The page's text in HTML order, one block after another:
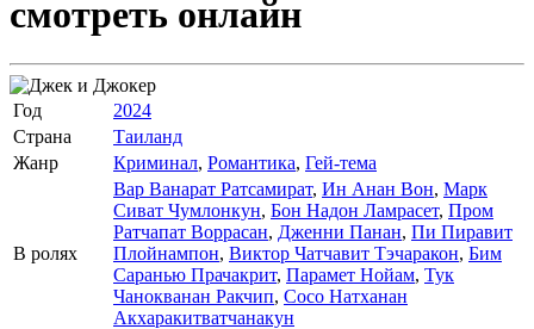
смотреть онлайн
Год
2024
Страна
Таиланд
Жанр
Криминал, Романтика, Гей-тема
В ролях
Вар Ванарат Ратсамират, Ин Анан Вон, Марк
Сиват Чумлонкун, Бон Надон Ламрасет, Пром
Ратчапат Воррасан, Дженни Панан, Пи Пиравит
Плойнампон, Виктор Чатчавит Тэчаракон, Бим
Саранью Прачакрит, Парамет Нойам, Тук
Чанокванан Ракчип, Сосо Натханан
Акхаракитватчанакун